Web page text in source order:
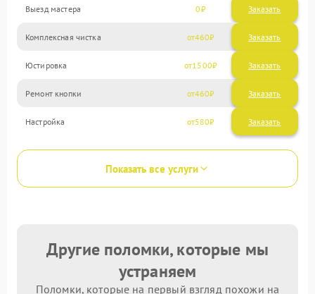
Выезд мастера 0 Заказать
Комплексная чистка 460
Юстировка 1500
Ремонт кнопки 460
Настройка 580
Показать все услуги
Другие поломки, которые мы
устраняем
Поломки, которые на первый взгляд похожи на